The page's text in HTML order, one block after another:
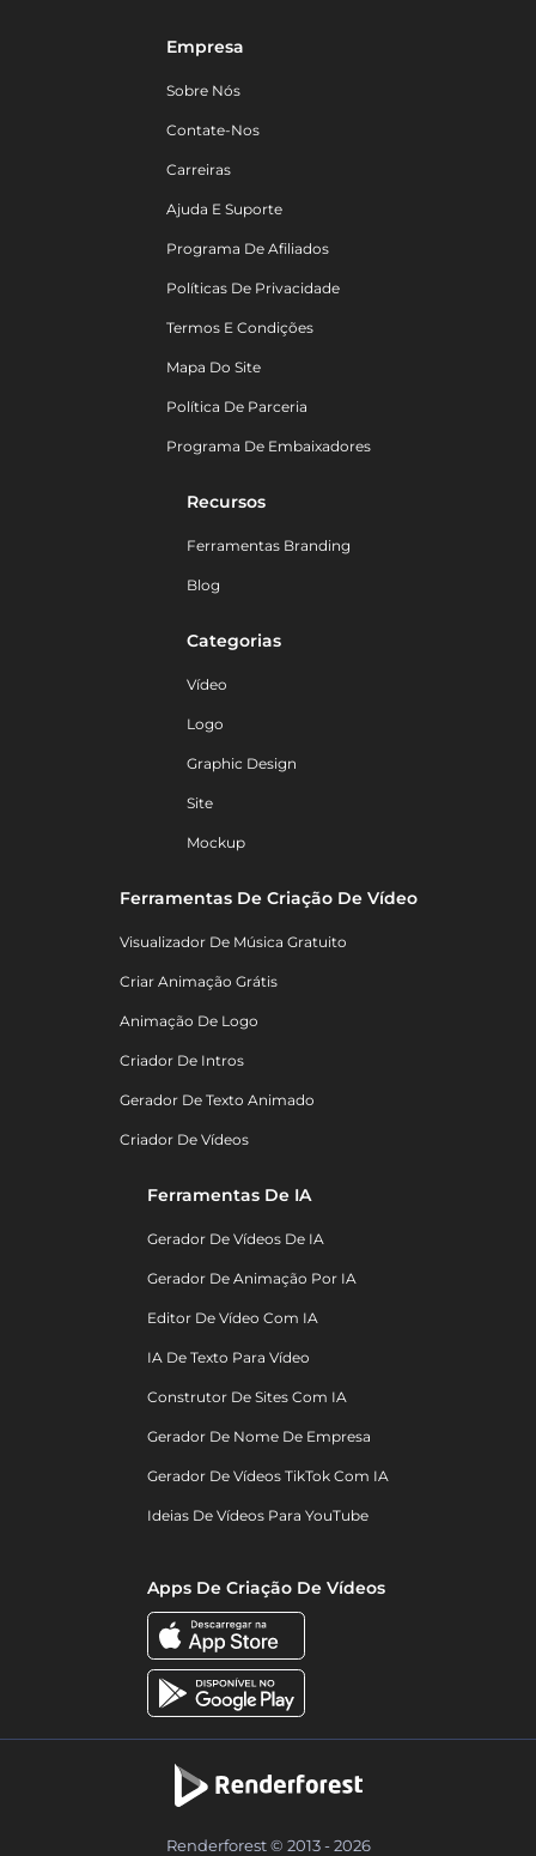
Empresa
Sobre Nós
Contate-Nos
Carreiras
Ajuda E Suporte
Programa De Afiliados
Políticas De Privacidade
Termos E Condições
Mapa Do Site
Política De Parceria
Programa De Embaixadores
Recursos
Ferramentas Branding
Blog
Categorias
Vídeo
Logo
Graphic Design
Site
Mockup
Ferramentas De Criação De Vídeo
Visualizador De Música Gratuito
Criar Animação Grátis
Animação De Logo
Criador De Intros
Gerador De Texto Animado
Criador De Vídeos
Ferramentas De IA
Gerador De Vídeos De IA
Gerador De Animação Por IA
Editor De Vídeo Com IA
IA De Texto Para Vídeo
Construtor De Sites Com IA
Gerador De Nome De Empresa
Gerador De Vídeos TikTok Com IA
Ideias De Vídeos Para YouTube
Apps De Criação De Vídeos
Renderforest © 2013 - 2026